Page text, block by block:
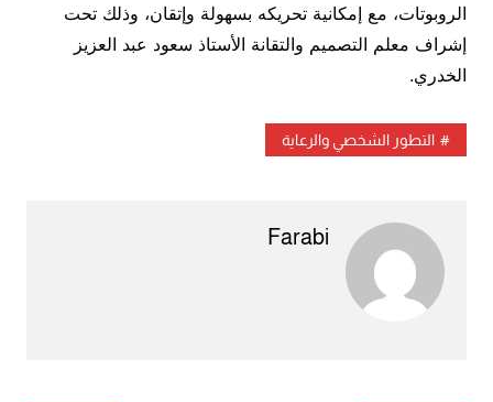
الروبوتات، مع إمكانية تحريكه بسهولة وإتقان، وذلك تحت
إشراف معلم التصميم والتقانة الأستاذ سعود عبد العزيز
الخدري.
التطور الشخصي والرعاية
Farabi